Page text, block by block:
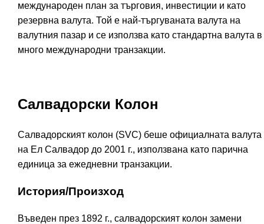
международен план за търговия, инвестиции и като
резервна валута. Той е най-търгуваната валута на
валутния пазар и се използва като стандартна валута в
много международни транзакции.
Салвадорски Колон
Салвадорският колон (SVC) беше официалната валута
на Ел Салвадор до 2001 г., използвана като парична
единица за ежедневни транзакции.
История/Произход
Въведен през 1892 г., салвадорският колон замени